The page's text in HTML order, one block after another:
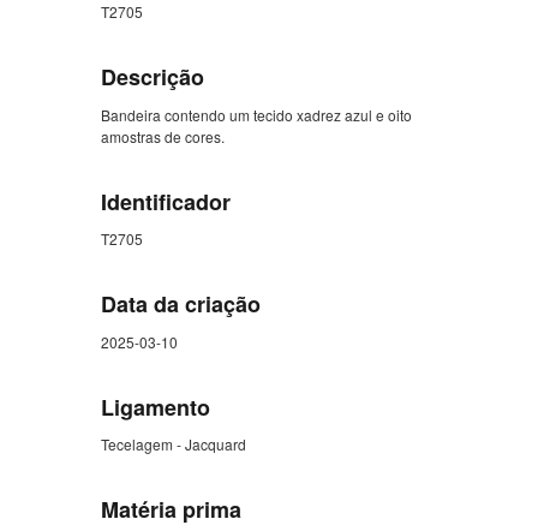
T2705
Descrição
Bandeira contendo um tecido xadrez azul e oito
amostras de cores.
Identificador
T2705
Data da criação
2025-03-10
Ligamento
Tecelagem - Jacquard
Matéria prima